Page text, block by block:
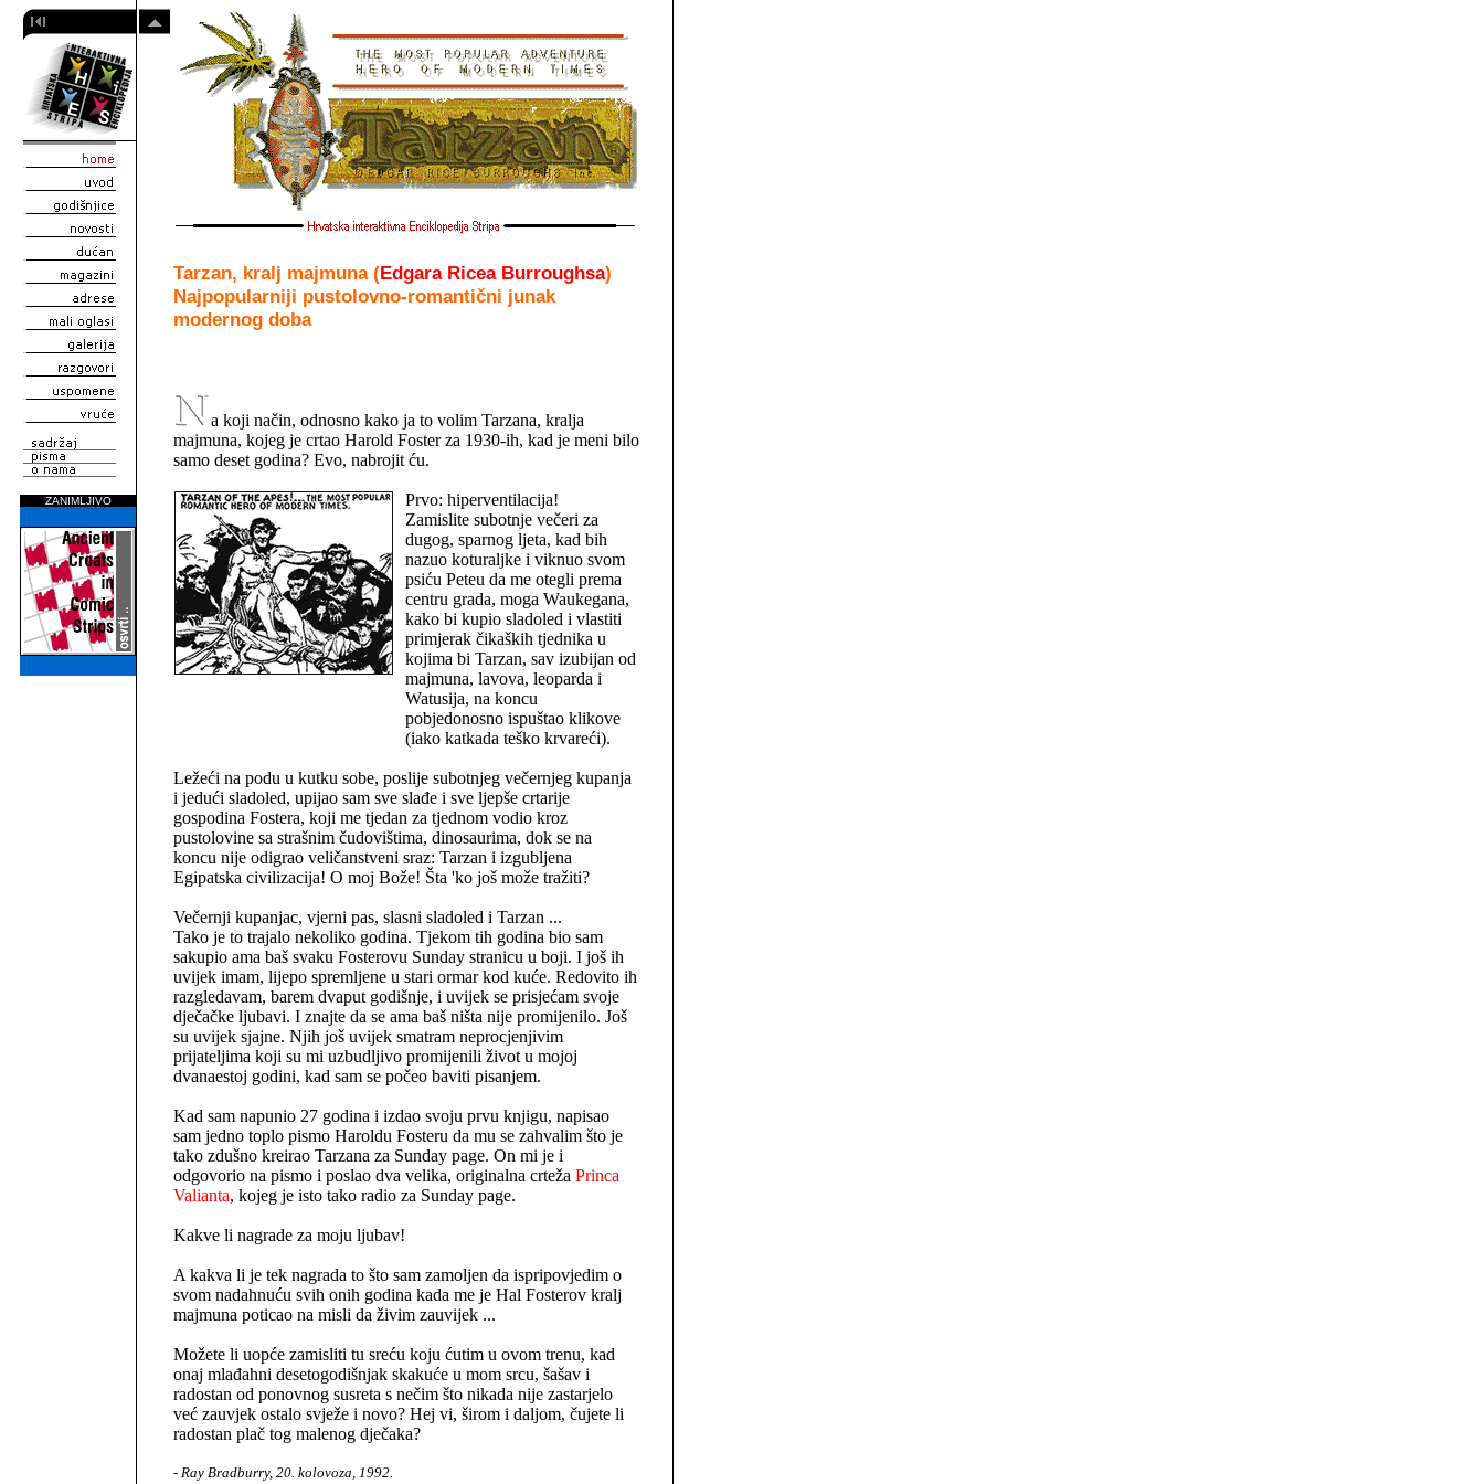
ZANIMLJIVO
Tarzan, kralj majmuna (Edgara Ricea Burroughsa)
Najpopularniji pustolovno-romantični junak
modernog doba
a koji način, odnosno kako ja to volim Tarzana, kralja
majmuna, kojeg je crtao Harold Foster za 1930-ih, kad je meni bilo
samo deset godina? Evo, nabrojit ću.
Prvo: hiperventilacija!
Zamislite subotnje večeri za
dugog, sparnog ljeta, kad bih
nazuo koturaljke i viknuo svom
psiću Peteu da me otegli prema
centru grada, moga Waukegana,
kako bi kupio sladoled i vlastiti
primjerak čikaških tjednika u
kojima bi Tarzan, sav izubijan od
majmuna, lavova, leoparda i
Watusija, na koncu
pobjedonosno ispuštao klikove
(iako katkada teško krvareći).
Ležeći na podu u kutku sobe, poslije subotnjeg večernjeg kupanja
i jedući sladoled, upijao sam sve slađe i sve ljepše crtarije
gospodina Fostera, koji me tjedan za tjednom vodio kroz
pustolovine sa strašnim čudovištima, dinosaurima, dok se na
koncu nije odigrao veličanstveni sraz: Tarzan i izgubljena
Egipatska civilizacija! O moj Bože! Šta 'ko još može tražiti?
Večernji kupanjac, vjerni pas, slasni sladoled i Tarzan ...
Tako je to trajalo nekoliko godina. Tjekom tih godina bio sam
sakupio ama baš svaku Fosterovu Sunday stranicu u boji. I još ih
uvijek imam, lijepo spremljene u stari ormar kod kuće. Redovito ih
razgledavam, barem dvaput godišnje, i uvijek se prisjećam svoje
dječačke ljubavi. I znajte da se ama baš ništa nije promijenilo. Još
su uvijek sjajne. Njih još uvijek smatram neprocjenjivim
prijateljima koji su mi uzbudljivo promijenili život u mojoj
dvanaestoj godini, kad sam se počeo baviti pisanjem.
Kad sam napunio 27 godina i izdao svoju prvu knjigu, napisao
sam jedno toplo pismo Haroldu Fosteru da mu se zahvalim što je
tako zdušno kreirao Tarzana za Sunday page. On mi je i
odgovorio na pismo i poslao dva velika, originalna crteža Princa
Valianta, kojeg je isto tako radio za Sunday page.
Kakve li nagrade za moju ljubav!
A kakva li je tek nagrada to što sam zamoljen da ispripovjedim o
svom nadahnuću svih onih godina kada me je Hal Fosterov kralj
majmuna poticao na misli da živim zauvijek ...
Možete li uopće zamisliti tu sreću koju ćutim u ovom trenu, kad
onaj mlađahni desetogodišnjak skakuće u mom srcu, šašav i
radostan od ponovnog susreta s nečim što nikada nije zastarjelo
već zauvjek ostalo svježe i novo? Hej vi, širom i daljom, čujete li
radostan plač tog malenog dječaka?
- Ray Bradburry, 20. kolovoza, 1992.